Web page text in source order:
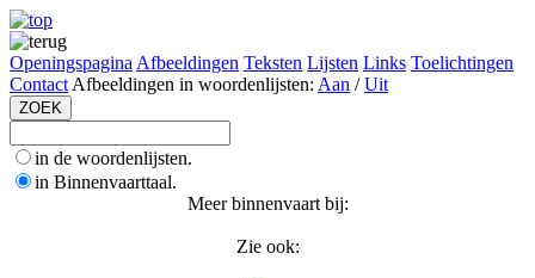
Openingspagina Afbeeldingen Teksten Lijsten Links Toelichtingen
Contact Afbeeldingen in woordenlijsten: Aan /Uit
in de woordenlijsten.
in Binnenvaarttaal.
Meer binnenvaart bij:
Zie ook: